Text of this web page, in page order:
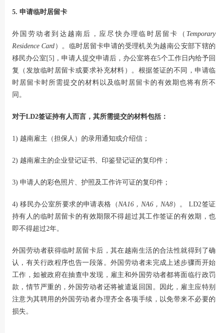
5. 申请临时居留卡
外国劳动者到达越南后，应尽快办理临时居留卡（ Temporary
Residence Card ）。临时居留卡申请的受理机关为越南公安部下辖的
移民办公室[5]，申请人提交申请后，办公室将在5个工作日内给予回
复（发放临时居留卡或要求补充材料）。根据签证的不同，申请临
时居留卡时所需提交的材料以及临时居留卡的有效期也将有所不
同。
对于LD2签证持有人而言，其所需提交的材料包括：
1) 越南雇主（担保人）的录用通知或介绍信；
2) 越南雇主的企业登记证书、印鉴登记证的复印件；
3) 申请人的彩色照片、护照及工作许可证的复印件；
4) 移民办公室所要求的申请表格（ NA16，NA6，NA8）。 LD2签证
持有人的临时居留卡的有效期限不得超过其工作签证的有效期，也
即不得超过2年。
外国劳动者获得临时居留卡后，其在越南生活的合法性就得到了确
认，有关行政程序也告一段落。外国劳动者未完成上述步骤而开始
工作，如被政府在抽查中发现，雇主和外国劳动者都将面临行政罚
款，情节严重的，外国劳动者还将被遣返回国。因此，雇主应特别
注意为其聘用的外国劳动者办理齐全各项手续，以免带来不必要的
损失。